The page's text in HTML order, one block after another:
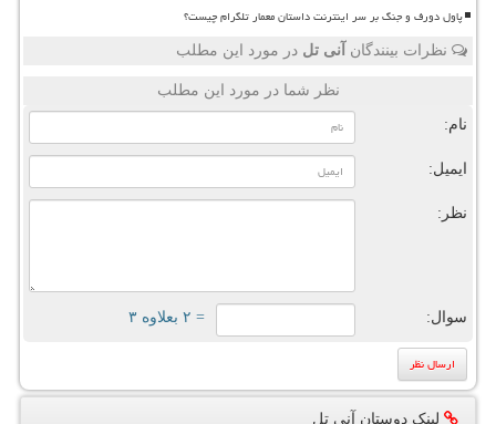
پاول دورف و جنگ بر سر اینترنت داستان معمار تلگرام چیست؟
نظرات بینندگان آنی تل در مورد این مطلب
نظر شما در مورد این مطلب
نام:
ایمیل:
نظر:
سوال: = ۲ بعلاوه ۳
لینک دوستان آنی تل